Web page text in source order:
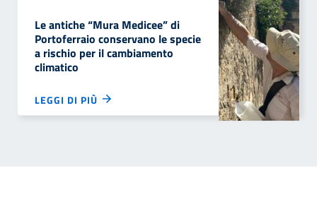
Le antiche “Mura Medicee” di
Portoferraio conservano le specie
a rischio per il cambiamento
climatico
LEGGI DI PIÙ